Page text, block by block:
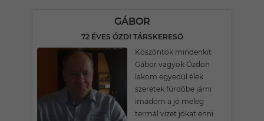
GÁBOR
72 ÉVES ÓZDI TÁRSKERESŐ
Köszöntök mindenkit
Gábor vagyok Ózdon
lakom egyedül élek
szeretek fürdőbe járni
imádom a jó meleg
termál vizet jókat enni